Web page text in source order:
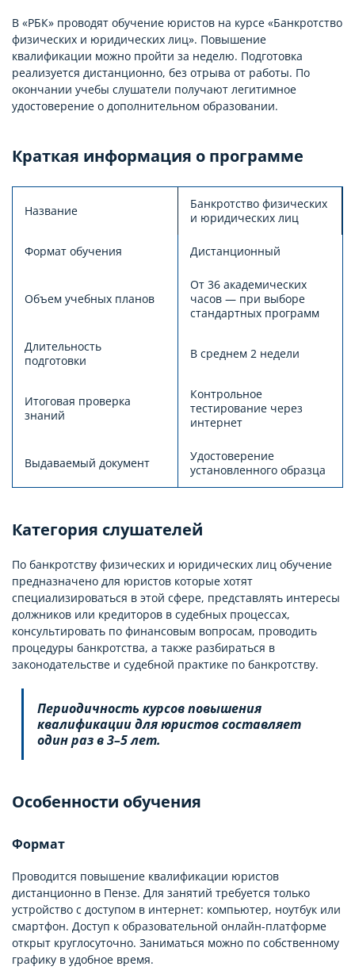
В «РБК» проводят обучение юристов на курсе «Банкротство
физических и юридических лиц». Повышение
квалификации можно пройти за неделю. Подготовка
реализуется дистанционно, без отрыва от работы. По
окончании учебы слушатели получают легитимное
удостоверение о дополнительном образовании.
Краткая информация о программе
Название
Банкротство физических
и юридических лиц
Формат обучения Дистанционный
Объем учебных планов
От 36 академических
часов — при выборе
стандартных программ
Длительность
подготовки
В среднем 2 недели
Итоговая проверка
знаний
Контрольное
тестирование через
интернет
Выдаваемый документ
Удостоверение
установленного образца
Категория слушателей
По банкротству физических и юридических лиц обучение
предназначено для юристов которые хотят
специализироваться в этой сфере, представлять интересы
должников или кредиторов в судебных процессах,
консультировать по финансовым вопросам, проводить
процедуры банкротства, а также разбираться в
законодательстве и судебной практике по банкротству.
Периодичность курсов повышения
квалификации для юристов составляет
один раз в 3–5 лет.
Особенности обучения
Формат
Проводится повышение квалификации юристов
дистанционно в Пензе. Для занятий требуется только
устройство с доступом в интернет: компьютер, ноутбук или
смартфон. Доступ к образовательной онлайн-платформе
открыт круглосуточно. Заниматься можно по собственному
графику в удобное время.